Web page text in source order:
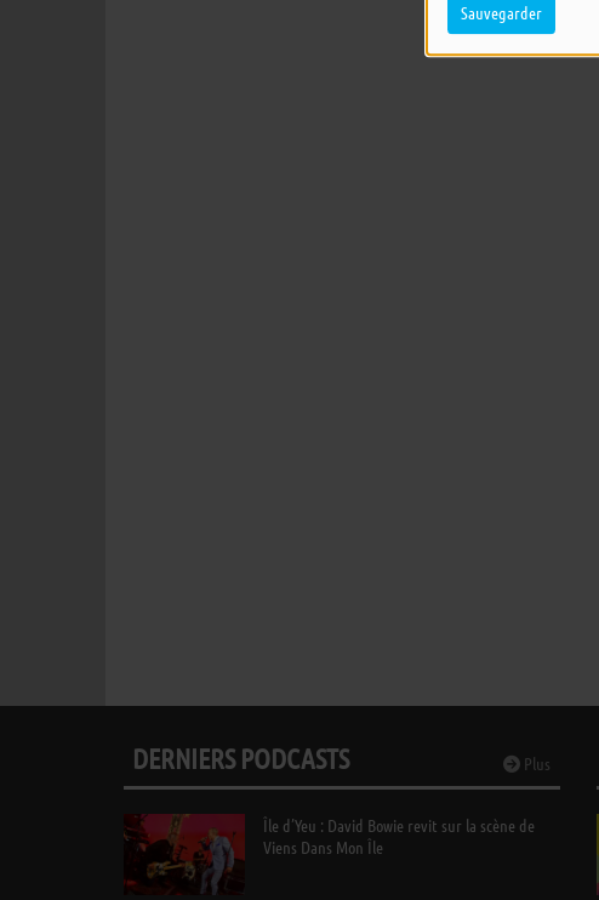
Sauvegarder
Plus
DERNIERS PODCASTS
Île d’Yeu : David Bowie revit sur la scène de
Viens Dans Mon Île